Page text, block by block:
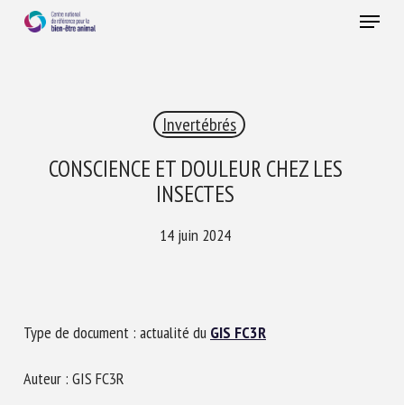
Menu
Invertébrés
CONSCIENCE ET DOULEUR CHEZ LES
INSECTES
14 juin 2024
Type de document : actualité du GIS FC3R
Auteur : GIS FC3R
RECEVEZ CHAQUE MOIS GRATUITEMENT
ANIMAL
Veuillez remplir le formulaire ci-dessous pour vous inscrire à